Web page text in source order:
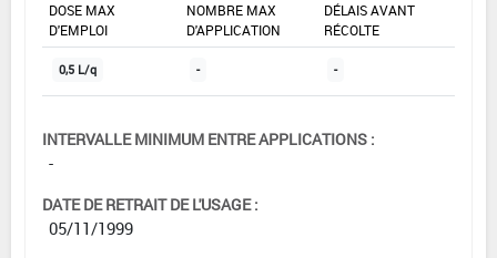
DOSE MAX
D'EMPLOI
NOMBRE MAX
D'APPLICATION
DÉLAIS AVANT
RÉCOLTE
0,5 L/q - -
INTERVALLE MINIMUM ENTRE APPLICATIONS :
-
DATE DE RETRAIT DE L'USAGE :
05/11/1999